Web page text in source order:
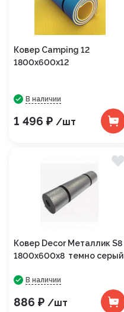
Ковер Camping 12
1800х600х12
В наличии
1 496 ₽ /шт
Ковер Decor Металлик S8
1800х600х8 темно серый
В наличии
886 ₽ /шт